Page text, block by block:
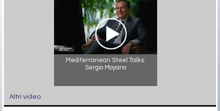
Mediterranean Steel Talks:
Sergio Moyano
Altri video